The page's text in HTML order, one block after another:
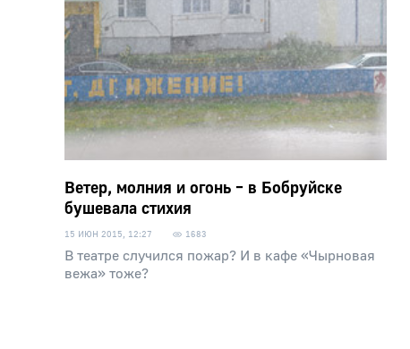
Ветер, молния и огонь – в Бобруйске
бушевала стихия
15 ИЮН 2015, 12:27 1683
В театре случился пожар? И в кафе «Чырновая
вежа» тоже?